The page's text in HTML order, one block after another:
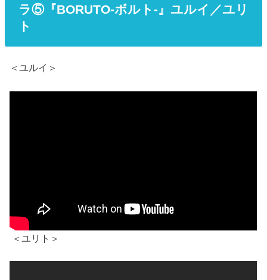
ラ⑤『BORUTO-ボルト-』ユルイ／ユリ
ト
＜ユルイ＞
＜ユリト＞